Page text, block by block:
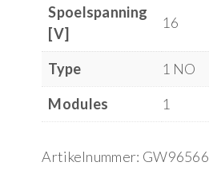
Spoelspanning
[V]
16
Type
1 NO
Modules
1
Artikelnummer: GW96566